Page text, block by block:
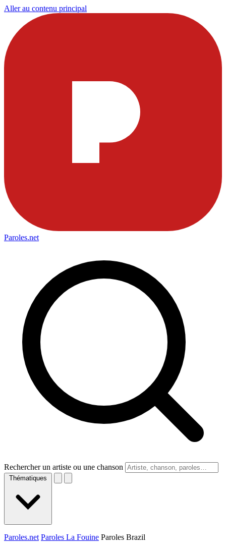
Aller au contenu principal
Paroles.net
Rechercher un artiste ou une chanson
Thématiques
Paroles.net Paroles La Fouine Paroles Brazil